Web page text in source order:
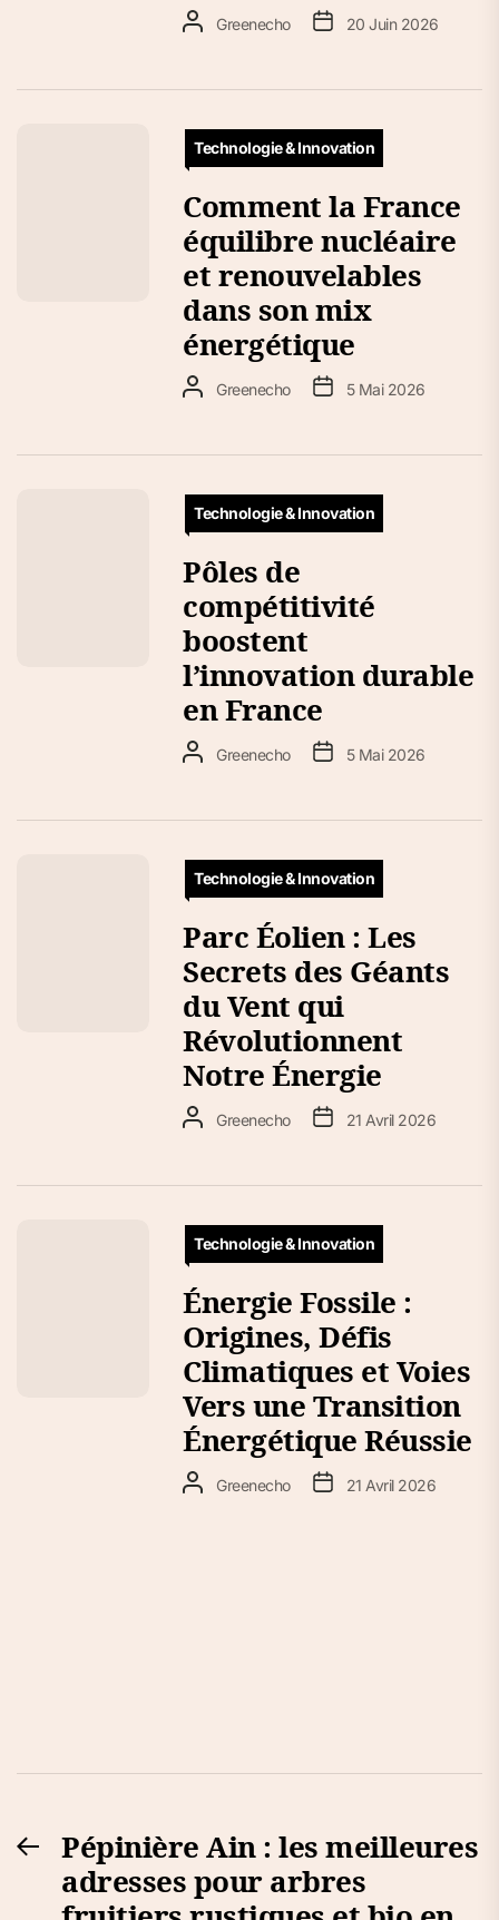
Greenecho 20 Juin 2026
Technologie & Innovation
Comment la France
équilibre nucléaire
et renouvelables
dans son mix
énergétique
Greenecho 5 Mai 2026
Technologie & Innovation
Pôles de
compétitivité
boostent
l’innovation durable
en France
Greenecho 5 Mai 2026
Technologie & Innovation
Parc Éolien : Les
Secrets des Géants
du Vent qui
Révolutionnent
Notre Énergie
Greenecho 21 Avril 2026
Technologie & Innovation
Énergie Fossile :
Origines, Défis
Climatiques et Voies
Vers une Transition
Énergétique Réussie
Greenecho 21 Avril 2026
Navigation
de
l’article
PreviousPépinière Ain : les meilleures
adresses pour arbres